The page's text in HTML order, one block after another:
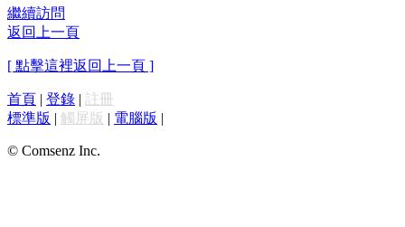
繼續訪問
返回上一頁
[ 點擊這裡返回上一頁 ]
首頁 | 登錄 | 註冊
標準版 | 觸屏版 | 電腦版 |
© Comsenz Inc.